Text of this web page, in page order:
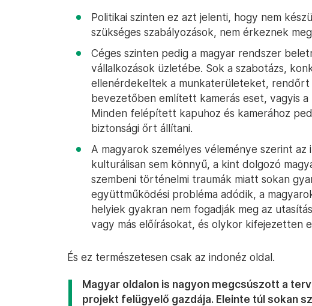
Politikai szinten ez azt jelenti, hogy nem
szükséges szabályozások, nem érkeznek
Céges szinten pedig a magyar rendszer
vállalkozások üzletébe. Sok a szabotázs,
ellenérdekeltek a munkaterületeket, rendőrt
bevezetőben említett kamerás eset, vagyis a
Minden felépített kapuhoz és kamerához
biztonsági őrt állítani.
A magyarok személyes véleménye szerint az
kulturálisan sem könnyű, a kint dolgozó
szembeni történelmi traumák miatt sokan
együttműködési probléma adódik, a
helyiek gyakran nem fogadják meg az
vagy más előírásokat, és olykor kifejezetten
És ez természetesen csak az indonéz oldal.
Magyar oldalon is nagyon megcsúszott a
projekt felügyelő gazdája. Eleinte túl sokan